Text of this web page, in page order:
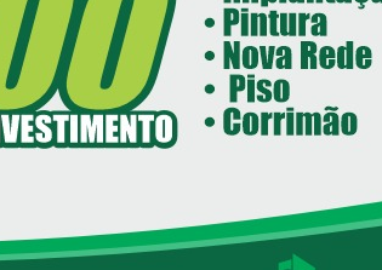
Comércio - SEIC
de Loanda avança e